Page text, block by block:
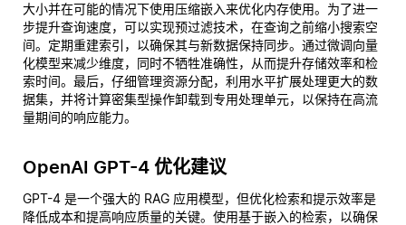
大小并在可能的情况下使用压缩嵌入来优化内存使用。为了进一
步提升查询速度，可以实现预过滤技术，在查询之前缩小搜索空
间。定期重建索引，以确保其与新数据保持同步。通过微调向量
化模型来减少维度，同时不牺牲准确性，从而提升存储效率和检
索时间。最后，仔细管理资源分配，利用水平扩展处理更大的数
据集，并将计算密集型操作卸载到专用处理单元，以保持在高流
量期间的响应能力。
OpenAI GPT-4 优化建议
GPT-4 是一个强大的 RAG 应用模型，但优化检索和提示效率是
降低成本和提高响应质量的关键。使用基于嵌入的检索，以确保